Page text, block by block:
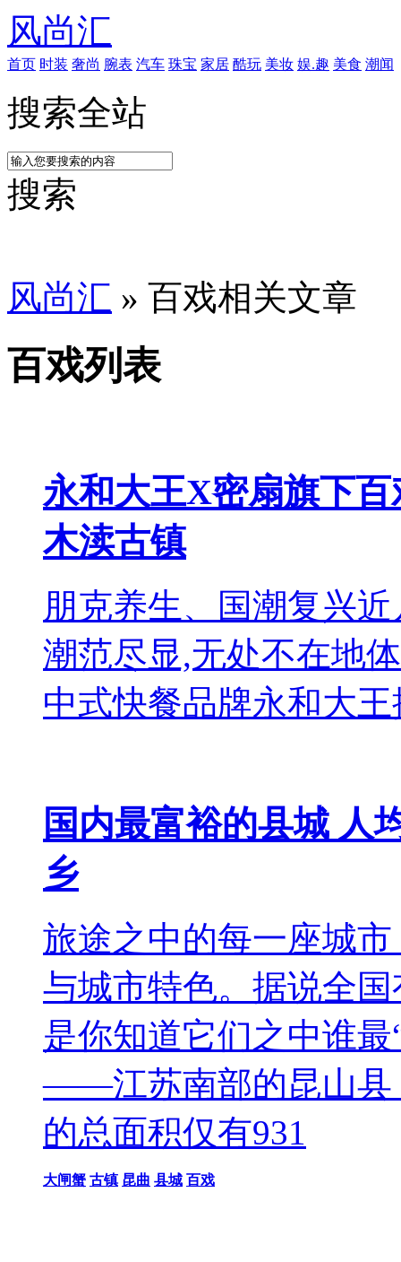
风尚汇
首页 时装 奢尚 腕表 汽车 珠宝 家居 酷玩 美妆 娱.趣 美食 潮闻
搜索全站
搜索
风尚汇 » 百戏相关文章
百戏列表
永和大王X密扇旗下
木渎古镇
朋克养生、国潮复兴
潮范尽显,无处不在地
中式快餐品牌永和大
国内最富裕的县城 人
乡
旅途之中的每一座城
与城市特色。据说全
是你知道它们之中谁
——江苏南部的昆山县
的总面积仅有931
大闸蟹 古镇 昆曲 县城 百戏